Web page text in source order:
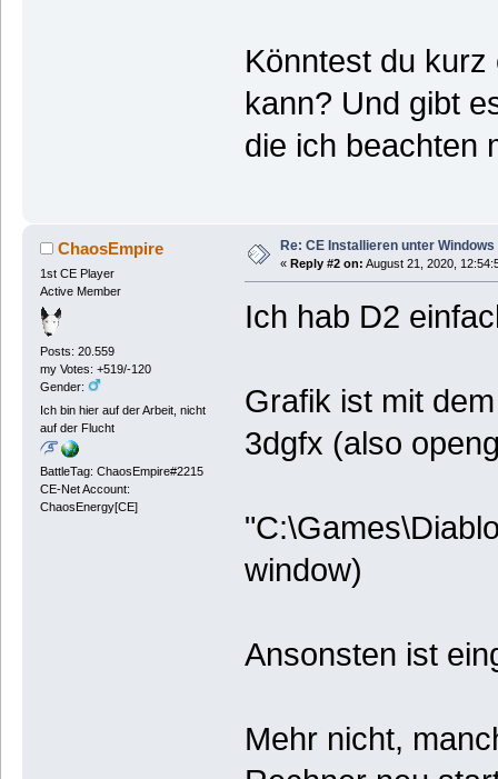
Könntest du
kann? Und gibt
die ich beachten
ChaosEmpire
1st CE Player
Active Member
Posts: 20.559
my Votes: +519/-120
Gender:
Ich bin hier auf der Arbeit, nicht
auf der Flucht
BattleTag: ChaosEmpire#2215
CE-Net Account:
ChaosEnergy[CE]
Re: CE Installieren unter Windows
« Reply #2 on: August 21, 2020,
Ich hab D2
Grafik ist mit
3dgfx (also
window)
Ansonsten ist
Mehr nicht,